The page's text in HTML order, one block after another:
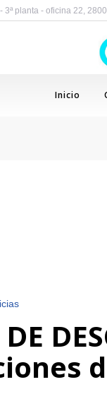
3ª planta - oficina 22,
Inicio